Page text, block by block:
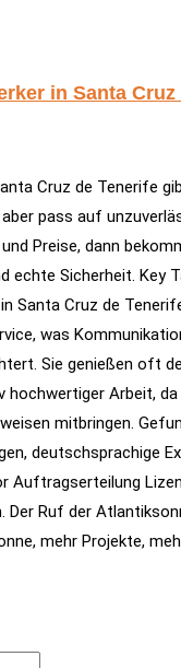
in Santa Cruz
Cruz de Tenerife
pass auf
Preise, dann
echte Sicherheit. Key
Santa Cruz de
was
Sie genießen oft
hochwertiger Arbeit,
mitbringen.
deutschsprachige
Auftragserteilung
Der Ruf der
mehr Projekte,